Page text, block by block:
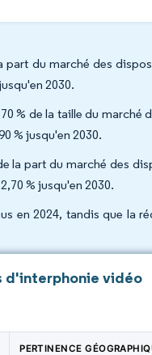
part du marché des
2030.
% de la taille du marché
% jusqu'en 2030.
la part du marché des
% jusqu'en 2030.
en 2024, tandis que la
d'interphonie vidéo
PERTINENCE